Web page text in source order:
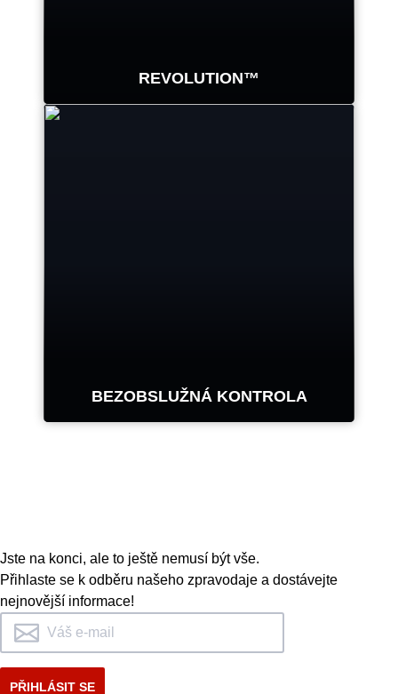
REVOLUTION™
BEZOBSLUŽNÁ KONTROLA
úhly geometrie a dezén pneumatik
v celé šíři u každého vozu, který
navštíví váš servis pouze projetím.
Vaše investice se vám vrátí během
Jste na konci, ale to ještě nemusí být vše.
Přihlaste se k odběru našeho zpravodaje a dostávejte
nejnovější informace!